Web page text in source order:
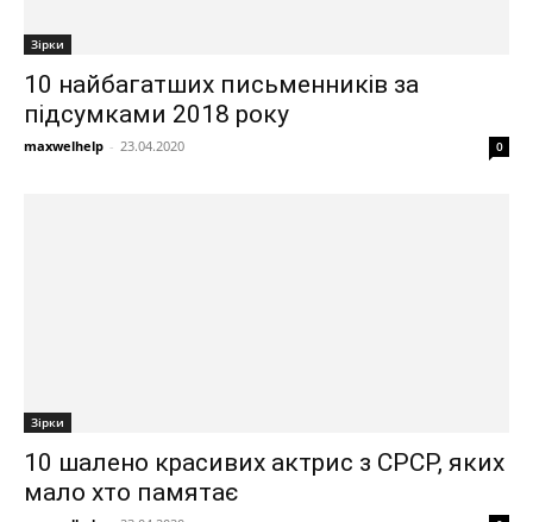
Зірки
10 найбагатших письменників за
підсумками 2018 року
maxwelhelp - 23.04.2020 0
Зірки
10 шалено красивих актрис з СРСР, яких
мало хто памятає